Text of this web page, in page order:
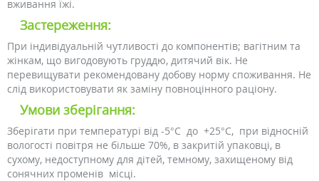
вживання їжі.
Застереження:
При індивідуальній чутливості до компонентів; вагітним та
жінкам, що вигодовують груддю, дитячий вік. Не
перевищувати рекомендовану добову норму споживання. Не
слід використовувати як заміну повноцінного раціону.
Умови зберігання:
Зберігати при температурі від -5°C до +25°C, при відносній
вологості повітря не більше 70%, в закритій упаковці, в
сухому, недоступному для дітей, темному, захищеному від
сонячних променів місці.